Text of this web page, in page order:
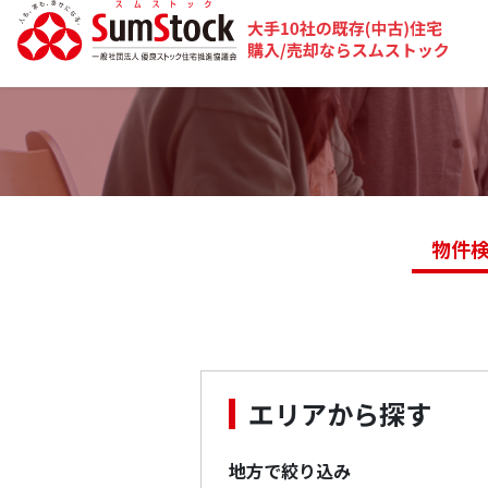
物件
エリアから探す
地方で絞り込み